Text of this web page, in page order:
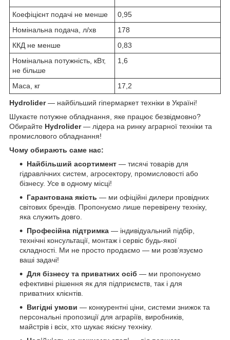
Коефіцієнт подачі не менше
0,95
Номінальна подача, л/хв
178
ККД не менше
0,83
Номінальна потужність, кВт,
не більше
1,6
Маса, кг 17,2
Hydrolider— найбільший гіпермаркет техніки в Україні!
Шукаєте потужне обладнання, яке працює безвідмовно?
Обирайте Hydrolider— лідера на ринку аграрної техніки та
промислового обладнання!
Чому обирають саме нас:
Найбільший асортимент — тисячі товарів для
гідравлічних систем, агросектору, промисловості або
бізнесу. Усе в одному місці!
Гарантована якість — ми офіційні дилери провідних
світових брендів. Пропонуємо лише перевірену техніку,
яка служить довго.
Професійна підтримка — індивідуальний підбір,
технічні консультації, монтаж і сервіс будь-якої
складності. Ми не просто продаємо — ми розв’язуємо
ваші задачі!
Для бізнесу та приватних осіб — ми пропонуємо
ефективні рішення як для підприємств, так і для
приватних клієнтів.
Вигідні умови — конкурентні ціни, системи знижок та
персональні пропозиції для аграріїв, виробників,
майстрів і всіх, хто шукає якісну техніку.